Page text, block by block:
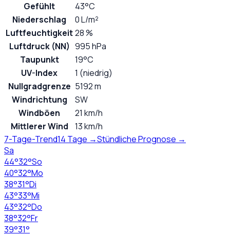
Gefühlt
43°C
Niederschlag
0 L/m²
Luftfeuchtigkeit28 %
Luftdruck (NN) 995 hPa
Taupunkt
19°C
UV-Index
1 (niedrig)
Nullgradgrenze 5192 m
Windrichtung
SW
Windböen
21 km/h
Mittlerer Wind
13 km/h
7-Tage-Trend14 Tage →Stündliche Prognose →
Sa
44°32°So
40°32°Mo
38°31°Di
43°33°Mi
43°32°Do
38°32°Fr
39°31°